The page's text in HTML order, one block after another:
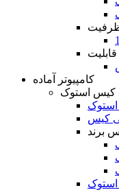
ظرفیت
کامپیوتر آماده
کیس استوک
کیس
برند